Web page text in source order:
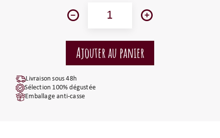
Livraison sous 48h
Sélection 100% dégustée
Emballage anti-casse